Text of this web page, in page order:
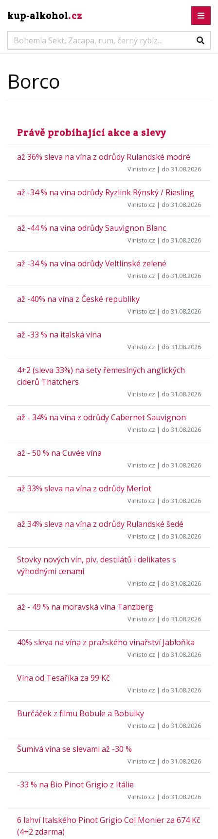
kup-alkohol.cz
Borco
Právě probíhající akce a slevy
až 36% sleva na vína z odrůdy Rulandské modré
Vinisto.cz | do 31.08.2026
až -34 % na vína odrůdy Ryzlink Rýnský / Riesling
Vinisto.cz | do 31.08.2026
až -44 % na vína odrůdy Sauvignon Blanc
Vinisto.cz | do 31.08.2026
až -34 % na vína odrůdy Veltlínské zelené
Vinisto.cz | do 31.08.2026
až -40% na vína z České republiky
Vinisto.cz | do 31.08.2026
až -33 % na italská vína
Vinisto.cz | do 31.08.2026
4+2 (sleva 33%) na sety řemeslných anglických
ciderů Thatchers
Vinisto.cz | do 31.08.2026
až - 34% na vína z odrůdy Cabernet Sauvignon
Vinisto.cz | do 31.08.2026
až - 50 % na Cuvée vína
Vinisto.cz | do 31.08.2026
až 33% sleva na vína z odrůdy Merlot
Vinisto.cz | do 31.08.2026
až 34% sleva na vína z odrůdy Rulandské šedé
Vinisto.cz | do 31.08.2026
Stovky nových vín, piv, destilátů i delikates s
výhodnými cenami
Vinisto.cz | do 31.08.2026
až - 49 % na moravská vína Tanzberg
Vinisto.cz | do 31.08.2026
40% sleva na vína z pražského vinařství Jabloňka
Vinisto.cz | do 31.08.2026
Vína od Tesaříka za 99 Kč
Vinisto.cz | do 31.08.2026
Burčáček z filmu Bobule a Bobulky
Vinisto.cz | do 31.08.2026
Šumivá vína se slevami až -30 %
Vinisto.cz | do 31.08.2026
-33 % na Bio Pinot Grigio z Itálie
Vinisto.cz | do 31.08.2026
6 lahví Italského Pinot Grigio Col Monier za 674 Kč
(4+2 zdarma)